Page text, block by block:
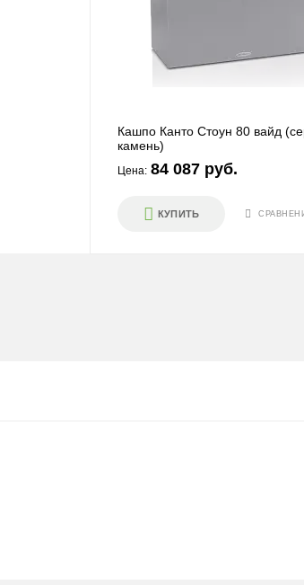
Кашпо Канто Стоун 80 вайд
камень)
Цена: 84 087 руб.
КУПИТЬ